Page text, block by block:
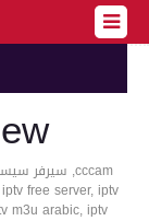
free server, iptv
m3u arabic, iptv